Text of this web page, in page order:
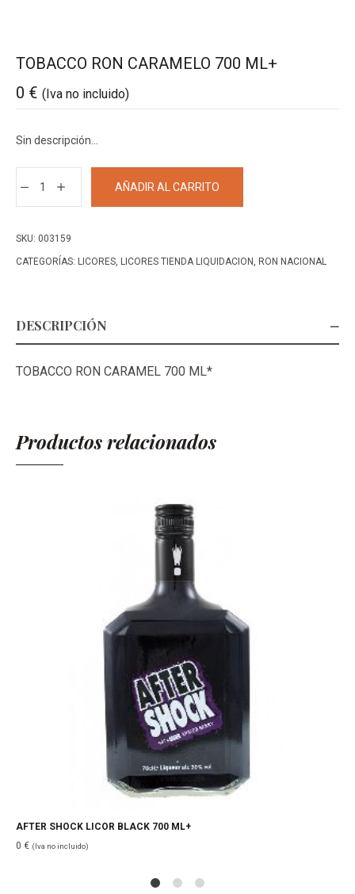
TOBACCO RON CARAMELO 700 ML+
0 € (Iva no incluido)
Sin descripción…
700
ML+
AÑADIR AL CARRITO
SKU: 003159
CATEGORÍAS: LICORES, LICORES TIENDA LIQUIDACION , RON NACIONAL
DESCRIPCIÓN
TOBACCO RON CARAMEL 700 ML*
Productos relacionados
AFTER SHOCK LICOR BLACK 700 ML+
0 € (Iva no incluido)